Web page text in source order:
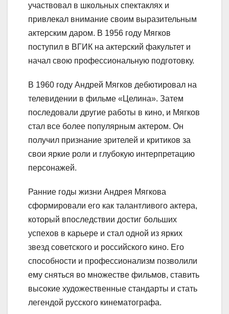
участвовал в школьных спектаклях и
привлекал внимание своим выразительным
актерским даром. В 1956 году Мягков
поступил в ВГИК на актерский факультет и
начал свою профессиональную подготовку.
В 1960 году Андрей Мягков дебютировал на
телевидении в фильме «Целина». Затем
последовали другие работы в кино, и Мягков
стал все более популярным актером. Он
получил признание зрителей и критиков за
свои яркие роли и глубокую интерпретацию
персонажей.
Ранние годы жизни Андрея Мягкова
сформировали его как талантливого актера,
который впоследствии достиг больших
успехов в карьере и стал одной из ярких
звезд советского и российского кино. Его
способности и профессионализм позволили
ему сняться во множестве фильмов, ставить
высокие художественные стандарты и стать
легендой русского кинематографа.